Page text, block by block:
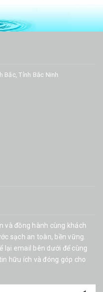
Bắc, Tỉnh Bắc Ninh
và đồng hành cùng khách
sạch an toàn, bền vững.
lại email bên dưới để cùng
hữu ích và đóng góp cho